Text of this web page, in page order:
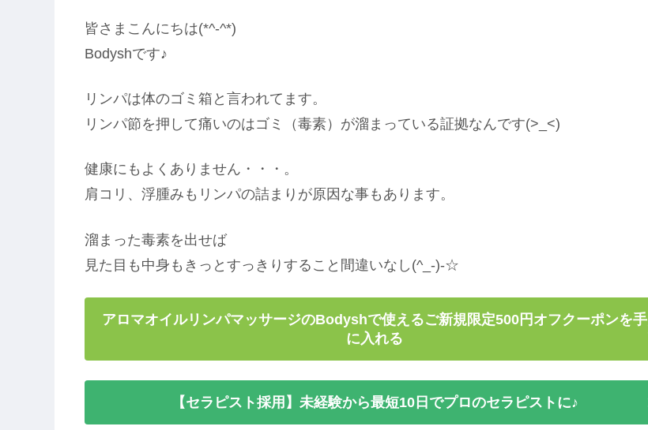
皆さまこんにちは(*^-^*)
Bodyshです♪
リンパは体のゴミ箱と言われてます。
リンパ節を押して痛いのはゴミ（毒素）が溜まっている証拠なんです(>_<)
健康にもよくありません・・・。
肩コリ、浮腫みもリンパの詰まりが原因な事もあります。
溜まった毒素を出せば
見た目も中身もきっとすっきりすること間違いなし(^_-)-☆
アロマオイルリンパマッサージのBodyshで使えるご新規限定500円オフクーポンを手
に入れる
【セラピスト採用】未経験から最短10日でプロのセラピストに♪